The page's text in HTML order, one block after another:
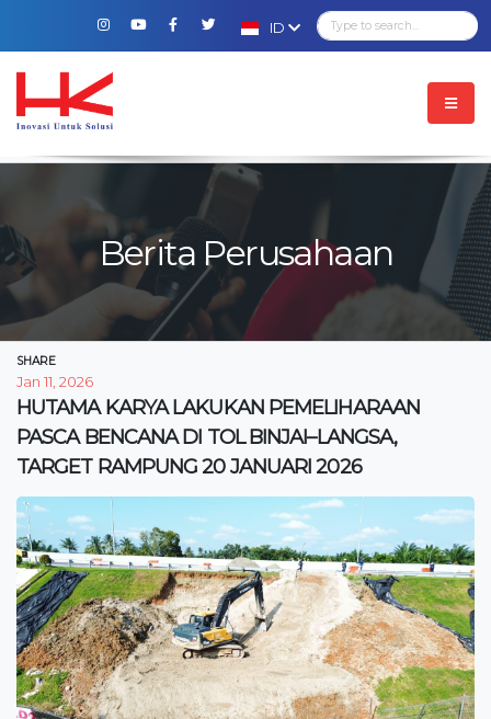
ID
Berita Perusahaan
SHARE
Jan 11, 2026
HUTAMA KARYA LAKUKAN PEMELIHARAAN
PASCA BENCANA DI TOL BINJAI–LANGSA,
TARGET RAMPUNG 20 JANUARI 2026